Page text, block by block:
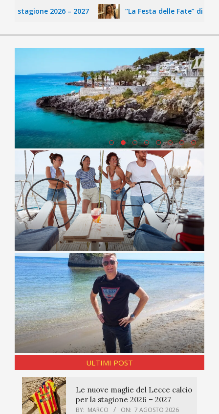
stagione 2026 – 2027 “La Festa delle Fate” di
ULTIMI POST
Le nuove maglie del Lecce calcio
per la stagione 2026 – 2027
BY: MARCO ON: 7 AGOSTO 2026